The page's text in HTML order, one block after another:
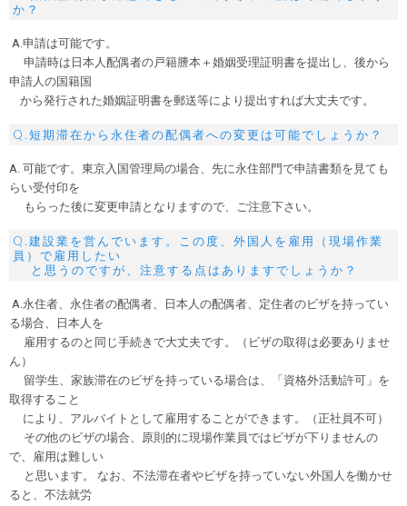
か？
A.申請は可能です。
申請時は日本人配偶者の戸籍謄本＋婚姻受理証明書を提出し、後から
申請人の国籍国
から発行された婚姻証明書を郵送等により提出すれば大丈夫です。
Q.短期滞在から永住者の配偶者への変更は可能でしょうか？
A. 可能です。東京入国管理局の場合、先に永住部門で申請書類を見ても
らい受付印を
もらった後に変更申請となりますので、ご注意下さい。
Q.建設業を営んでいます。この度、外国人を雇用（現場作業
員）で雇用したい
と思うのですが、注意する点はありますでしょうか？
A.永住者、永住者の配偶者、日本人の配偶者、定住者のビザを持ってい
る場合、日本人を
雇用するのと同じ手続きで大丈夫です。（ビザの取得は必要ありませ
ん）
留学生、家族滞在のビザを持っている場合は、「資格外活動許可」を
取得すること
により、アルバイトとして雇用することができます。（正社員不可）
その他のビザの場合、原則的に現場作業員ではビザが下りませんの
で、雇用は難しい
と思います。 なお、不法滞在者やビザを持っていない外国人を働かせ
ると、不法就労